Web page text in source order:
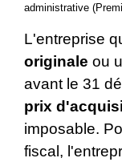
administrative
L'entreprise
originale ou
avant le 31
prix
imposable.
fiscal,